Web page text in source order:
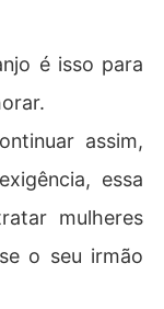
é isso para
assim,
essa
mulheres
o seu irmão